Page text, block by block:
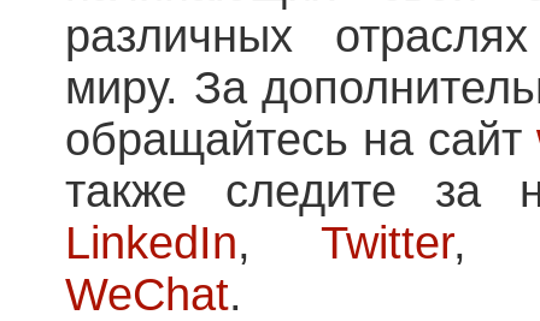
различных
миру. За
обращайтесь на сайт
также следите за
LinkedIn,Twitter,
WeChat.